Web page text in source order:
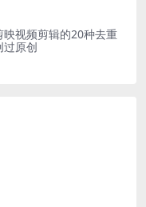
视频剪辑的20种去重
过原创